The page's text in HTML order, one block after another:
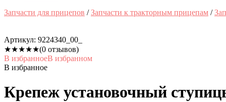
Запчасти для прицепов /Запчасти к тракторным прицепам /
Артикул: 9224340_00_
★★★★★(0 отзывов)
В избранноеВ избранном
В избранное
Крепеж установочный